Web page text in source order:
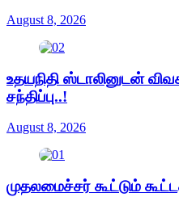
August 8, 2026
உதயநிதி ஸ்டாலினுடன்
சந்திப்பு..!
August 8, 2026
முதலமைச்சர் கூட்டும்